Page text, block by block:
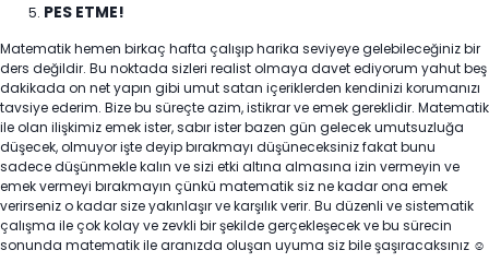
PES ETME!
Matematik hemen birkaç hafta çalışıp harika seviyeye gelebileceğiniz bir
ders değildir. Bu noktada sizleri realist olmaya davet ediyorum yahut beş
dakikada on net yapın gibi umut satan içeriklerden kendinizi korumanızı
tavsiye ederim. Bize bu süreçte azim, istikrar ve emek gereklidir. Matematik
ile olan ilişkimiz emek ister, sabır ister bazen gün gelecek umutsuzluğa
düşecek, olmuyor işte deyip bırakmayı düşüneceksiniz fakat bunu
sadece düşünmekle kalın ve sizi etki altına almasına izin vermeyin ve
emek vermeyi bırakmayın çünkü matematik siz ne kadar ona emek
verirseniz o kadar size yakınlaşır ve karşılık verir. Bu düzenli ve sistematik
çalışma ile çok kolay ve zevkli bir şekilde gerçekleşecek ve bu sürecin
sonunda matematik ile aranızda oluşan uyuma siz bile şaşıracaksınız ☺